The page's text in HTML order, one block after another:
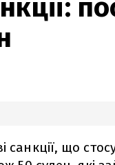
що